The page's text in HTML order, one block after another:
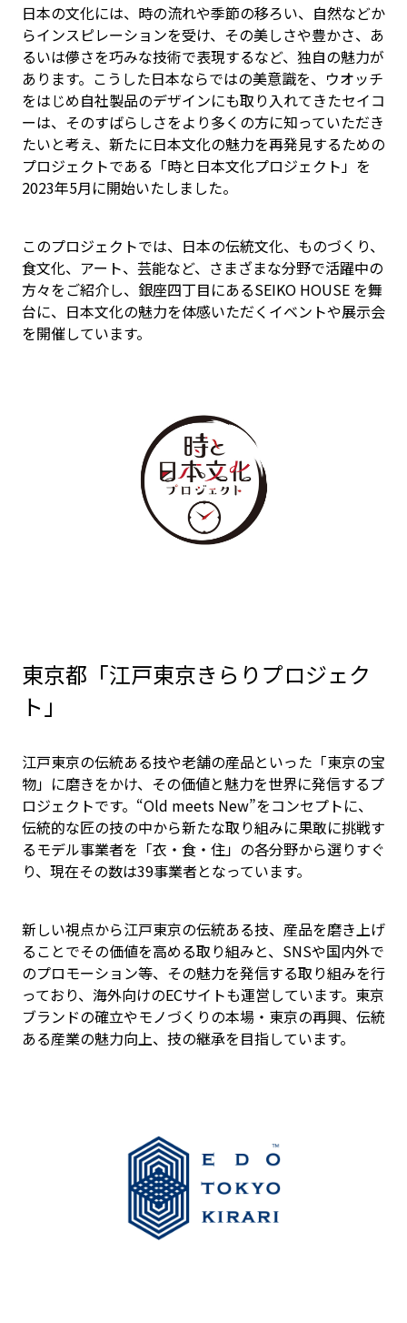
日本の文化には、時の流れや季節の移ろい、自然などか
らインスピレーションを受け、その美しさや豊かさ、あ
るいは儚さを巧みな技術で表現するなど、独自の魅力が
あります。こうした日本ならではの美意識を、ウオッチ
をはじめ自社製品のデザインにも取り入れてきたセイコ
ーは、そのすばらしさをより多くの方に知っていただき
たいと考え、新たに日本文化の魅力を再発見するための
プロジェクトである「時と日本文化プロジェクト」を
2023年5月に開始いたしました。
このプロジェクトでは、日本の伝統文化、ものづくり、
食文化、アート、芸能など、さまざまな分野で活躍中の
方々をご紹介し、銀座四丁目にあるSEIKO HOUSE を舞
台に、日本文化の魅力を体感いただくイベントや展示会
を開催しています。
東京都「江戸東京きらりプロジェク
ト」
江戸東京の伝統ある技や老舗の産品といった「東京の宝
物」に磨きをかけ、その価値と魅力を世界に発信するプ
ロジェクトです。“Old meets New”をコンセプトに、
伝統的な匠の技の中から新たな取り組みに果敢に挑戦す
るモデル事業者を「衣・食・住」の各分野から選りすぐ
り、現在その数は39事業者となっています。
新しい視点から江戸東京の伝統ある技、産品を磨き上げ
ることでその価値を高める取り組みと、SNSや国内外で
のプロモーション等、その魅力を発信する取り組みを行
っており、海外向けのECサイトも運営しています。東京
ブランドの確立やモノづくりの本場・東京の再興、伝統
ある産業の魅力向上、技の継承を目指しています。